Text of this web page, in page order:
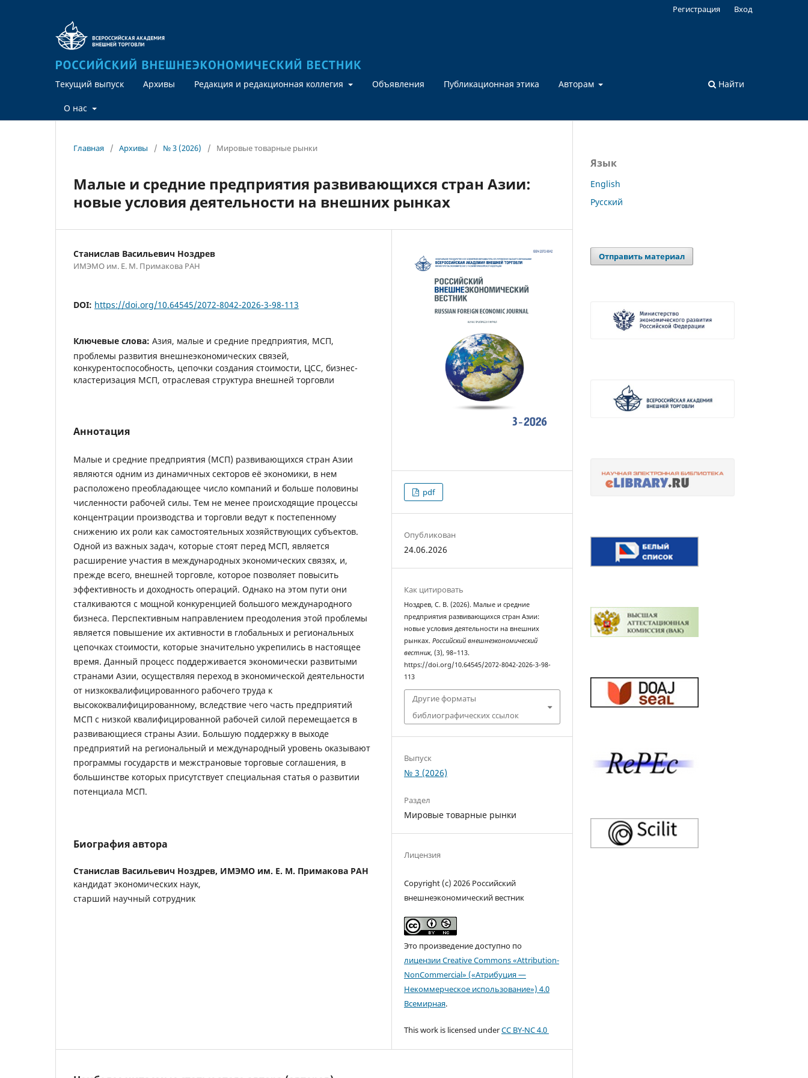
Текущий выпуск Архивы Редакция и редакционная коллегия Объявления Публикационная этика Авторам
О нас
Найти
Регистрация Вход
Главная / Архивы / № 3 (2026) / Мировые товарные рынки
Малые и средние предприятия развивающихся стран Азии:
новые условия деятельности на внешних рынках
Станислав Васильевич Ноздрев
ИМЭМО им. Е. М. Примакова РАН
DOI: https://doi.org/10.64545/2072-8042-2026-3-98-113
Ключевые слова: Азия, малые и средние предприятия, МСП,
проблемы развития внешнеэкономических связей,
конкурентоспособность, цепочки создания стоимости, ЦСС, бизнес-
кластеризация МСП, отраслевая структура внешней торговли
Аннотация
Малые и средние предприятия (МСП) развивающихся стран Азии
являются одним из динамичных секторов её экономики, в нем
расположено преобладающее число компаний и больше половины
численности рабочей силы. Тем не менее происходящие процессы
концентрации производства и торговли ведут к постепенному
снижению их роли как самостоятельных хозяйствующих субъектов.
Одной из важных задач, которые стоят перед МСП, является
расширение участия в международных экономических связях, и,
прежде всего, внешней торговле, которое позволяет повысить
эффективность и доходность операций. Однако на этом пути они
сталкиваются с мощной конкуренцией большого международного
бизнеса. Перспективным направлением преодоления этой проблемы
является повышение их активности в глобальных и региональных
цепочках стоимости, которые значительно укрепились в настоящее
время. Данный процесс поддерживается экономически развитыми
странами Азии, осуществляя переход в экономической деятельности
от низкоквалифицированного рабочего труда к
высококвалифицированному, вследствие чего часть предприятий
МСП с низкой квалифицированной рабочей силой перемещается в
развивающиеся страны Азии. Большую поддержку в выходе
предприятий на региональный и международный уровень оказывают
программы государств и межстрановые торговые соглашения, в
большинстве которых присутствует специальная статья о развитии
потенциала МСП.
Биография автора
Станислав Васильевич Ноздрев, ИМЭМО им. Е. М. Примакова РАН
кандидат экономических наук,
старший научный сотрудник
pdf
Опубликован
24.06.2026
Как цитировать
Ноздрев, С. В. (2026). Малые и средние
предприятия развивающихся стран Азии:
новые условия деятельности на внешних
рынках.Российский внешнеэкономический
вестник, (3), 98–113.
https://doi.org/10.64545/2072-8042-2026-3-98-
113
Другие форматы
библиографических ссылок
Выпуск
№ 3 (2026)
Раздел
Мировые товарные рынки
Лицензия
Copyright (c) 2026 Российский
внешнеэкономический вестник
Это произведение доступно по
лицензии Creative Commons «Attribution-
NonCommercial» («Атрибуция —
Некоммерческое использование») 4.0
Всемирная.
This work is licensed underCC BY-NC 4.0
Язык
English
Русский
Отправить материал